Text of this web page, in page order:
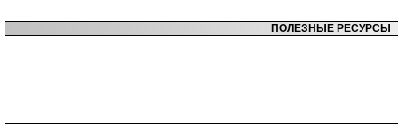
ПОЛЕЗНЫЕ РЕСУРСЫ